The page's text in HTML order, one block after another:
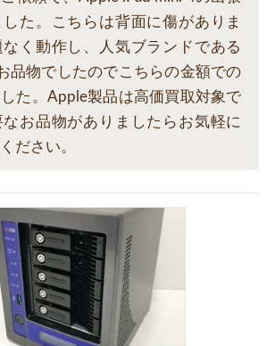
た。こちらは背面に傷がありま
なく動作し、人気ブランドである
品物でしたのでこちらの金額での
た。Apple製品は高価買取対象で
お品物がありましたらお気軽に
ださい。